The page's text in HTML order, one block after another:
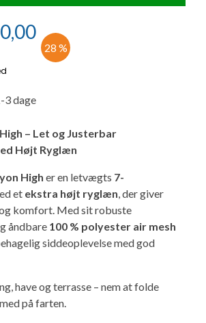
- godt at vide
campingvogn?
og vinterfortelte
til specialvogne
og klimaanlæg
ideer til campingvognen
til autocamper og campingvogn
- webshop
28 %
3 dage
– Let og Justerbar
Højt Ryglæn
High er en letvægts 7-
et ekstra højt ryglæn, der giver
komfort. Med sit robuste
åndbare 100 % polyester air mesh
siddeoplevelse med god
have og terrasse – nem at folde
på farten.